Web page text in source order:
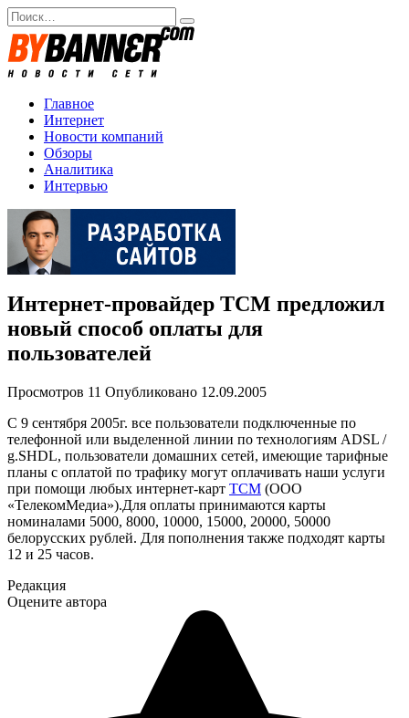
Перейти
к
содержанию
Search
for:
Главное
Интернет
Новости компаний
Обзоры
Аналитика
Интервью
Интернет-провайдер ТСМ предложил
новый способ оплаты для
пользователей
Просмотров 11 Опубликовано 12.09.2005
C 9 сентября 2005г. все пользователи подключенные по
телефонной или выделенной линии по технологиям ADSL /
g.SHDL, пользователи домашних сетей, имеющие тарифные
планы с оплатой по трафику могут оплачивать наши услуги
при помощи любых интернет-карт TCM (ООО
«ТелекомМедиа»).Для оплаты принимаются карты
номиналами 5000, 8000, 10000, 15000, 20000, 50000
белорусских рублей. Для пополнения также подходят карты
12 и 25 часов.
Редакция
Оцените автора